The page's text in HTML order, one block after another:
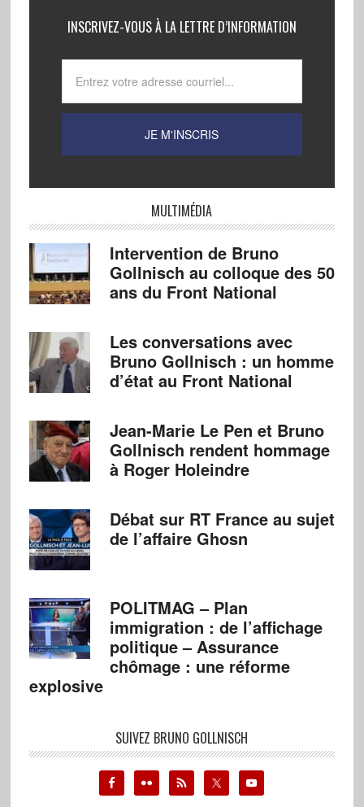
INSCRIVEZ-VOUS À LA LETTRE D’INFORMATION
MULTIMÉDIA
Intervention de Bruno
Gollnisch au colloque des 50
ans du Front National
Les conversations avec
Bruno Gollnisch : un homme
d’état au Front National
Jean-Marie Le Pen et Bruno
Gollnisch rendent hommage
à Roger Holeindre
Débat sur RT France au sujet
de l’affaire Ghosn
POLITMAG – Plan
immigration : de l’affichage
politique – Assurance
chômage : une réforme
explosive
SUIVEZ BRUNO GOLLNISCH